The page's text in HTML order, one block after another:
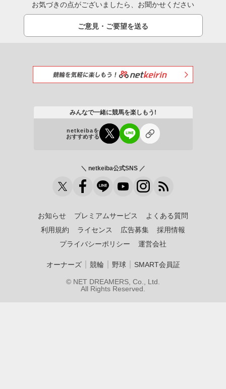
お気づきの点がございましたら、お聞かせください
ご意見・ご要望を送る
みんなで一緒に競馬を楽しもう!
netkeibaを
おすすめする
＼ netkeiba公式SNS ／
お知らせ プレミアムサービス
よくある質問
利用規約
ライセンス 広告募集
採用情報
プライバシーポリシー
運営会社
オーナーズ｜ 競輪 野球｜ SMART会員証
© NET DREAMERS, Co., Ltd.
All Rights Reserved.